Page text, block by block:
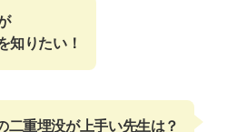
知りたい！
二重埋没が上手い先生は？